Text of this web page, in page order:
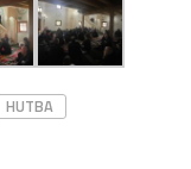
HUTBA